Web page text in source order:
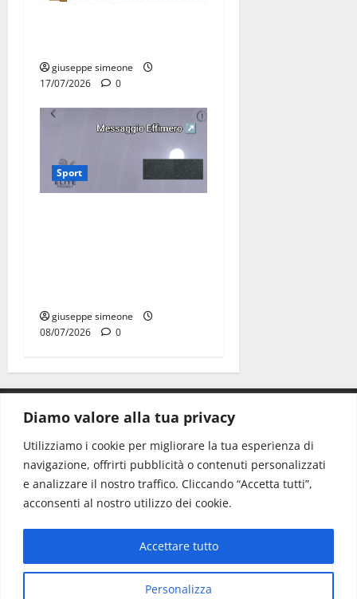
Diamo valore alla tua privacy
Utilizziamo i cookie per migliorare la tua esperienza di
navigazione, offrirti pubblicità o contenuti personalizzati
e analizzare il nostro traffico. Cliccando “Accetta tutti”,
acconsenti al nostro utilizzo dei cookie.
Personalizza
Accettare tutto
giuseppe simeone
17/07/2026
0
Sport
giuseppe simeone
08/07/2026
0
CONTATTI.
Redazione: redazione@www.martinasera.it
Direttore:direttore@www.martinasera.it
Info & Commerciale:info@www.martinasera.it
Home News Vivere la città EVENTI
Salute
Il Blog del Direttore